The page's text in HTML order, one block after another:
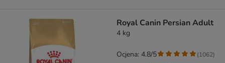
Royal Canin Persian Adult
4 kg
Ocjena: 4.8/5 (1062)